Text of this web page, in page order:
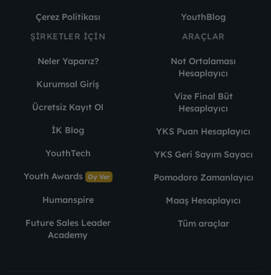
Çerez Politikası
YouthBlog
ŞIRKETLER İÇIN
Neler Yaparız?
Kurumsal Giriş
Ücretsiz Kayıt Ol
İK Blog
YouthTech
Youth Awards Oy Ver
Humanspire
Future Sales Leader
Academy
ARAÇLAR
Not Ortalaması
Hesaplayıcı
Vize Final Büt
Hesaplayıcı
YKS Puan Hesaplayıcı
YKS Geri Sayım Sayacı
Pomodoro Zamanlayıcı
Maaş Hesaplayıcı
Tüm araçlar